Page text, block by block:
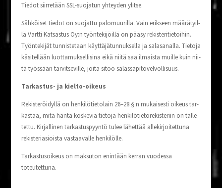
Tie­dot siir­re­tään SSL-suo­ja­tun yhtey­den ylitse.
Säh­köi­set tie­dot on suo­jat­tu palo­muu­ril­la. Vain erik­seen mää­rä­tyil­
lä Vart­ti Kat­sas­tus Oy:n työn­te­ki­jöil­lä on pää­sy rekis­te­ri­tie­toi­hin.
Työn­te­ki­jät tun­nis­te­taan käyt­tä­jä­tun­nuk­sel­la ja sala­sa­nal­la. Tie­to­ja
käsi­tel­lään luot­ta­muk­sel­li­si­na eikä nii­tä saa ilmais­ta muil­le kuin nii­
tä työs­sään tar­vit­se­vil­le, joi­ta sitoo salassapitovelvollisuus.
Tar­kas­tus- ja kielto-oikeus
Rekis­te­röi­dyl­lä on hen­ki­lö­tie­to­lain 26–28 §:n mukai­ses­ti oikeus tar­
kas­taa, mitä hän­tä kos­ke­via tie­to­ja hen­ki­lö­tie­to­re­kis­te­riin on tal­le­
tet­tu. Kir­jal­li­nen tar­kas­tus­pyyn­tö tulee lähet­tää alle­kir­joi­tet­tu­na
rekis­te­ri­asiois­ta vas­taa­val­le henkilölle.
Tar­kas­tusoi­keus on mak­su­ton enin­tään ker­ran vuo­des­sa
toteutettuna.